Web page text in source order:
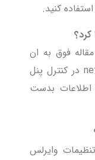
کنید.
کرد؟
فوق به ان
اشاره شد.) یا از طریق بخش network در کنترل پنل
ویندوز می توانید نسبت به آدر IP اطلاعات بدست
وایرلس